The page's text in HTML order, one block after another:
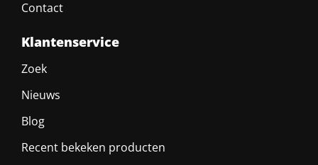
Contact
Klantenservice
Zoek
Nieuws
Blog
Recent bekeken producten